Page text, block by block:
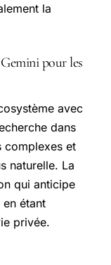
la
pour les
avec
dans
complexes et
naturelle. La
qui anticipe
étant
privée.